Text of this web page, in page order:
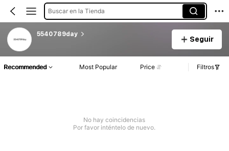
Buscar en la Tienda
5540789day
Seguir
Recommended Most Popular Price Filtros
No hay coincidencias
Por favor inténtelo de nuevo.